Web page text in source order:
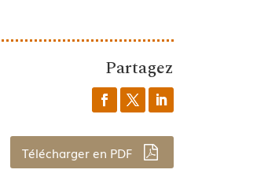
Partagez
Télécharger en PDF